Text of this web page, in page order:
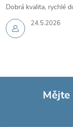
24.5.2026
Dobrá kvalita, rychlé